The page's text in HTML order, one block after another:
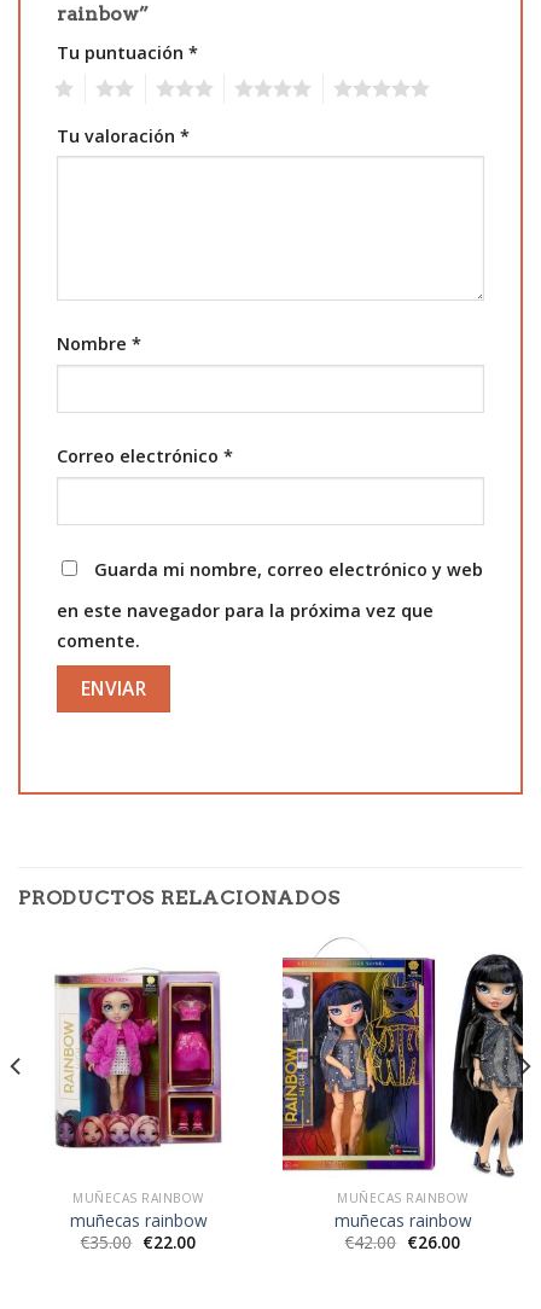
rainbow”
Tu puntuación *
Tu valoración *
Nombre *
Correo electrónico *
Guarda mi nombre, correo electrónico y web
en este navegador para la próxima vez que
comente.
PRODUCTOS RELACIONADOS
MUÑECAS RAINBOW
muñecas rainbow
€35.00 €22.00
MUÑECAS RAINBOW
muñecas rainbow
€42.00 €26.00